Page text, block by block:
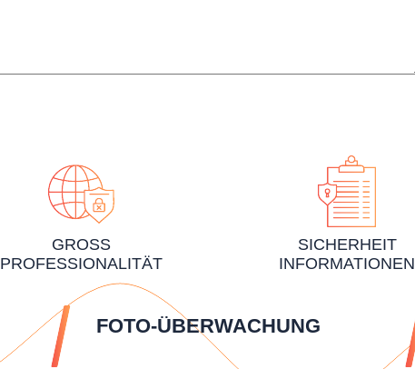
GROSS
PROFESSIONALITÄT
SICHERHEIT
INFORMATIONEN
FOTO-ÜBERWACHUNG